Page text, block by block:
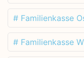
# Familienkasse
# Familienkasse